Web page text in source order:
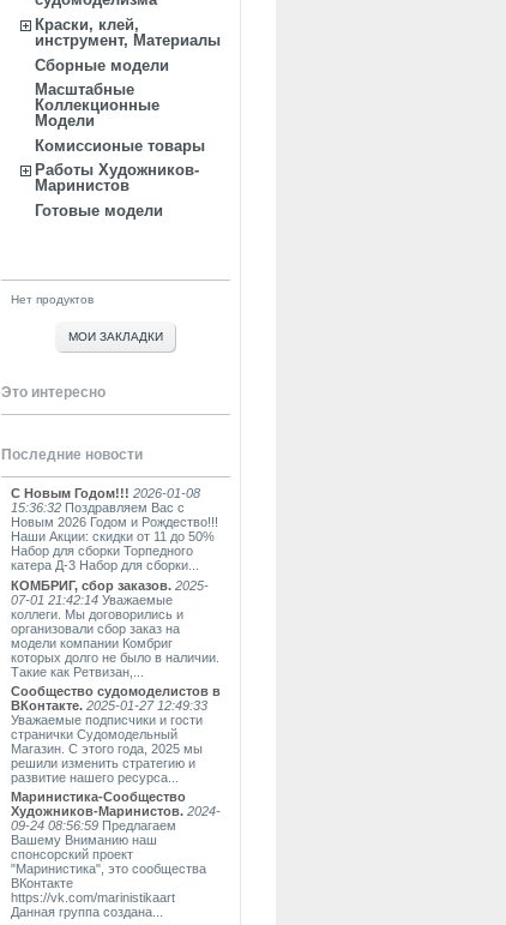
Краски, клей,
инструмент, Материалы
Сборные модели
Масштабные
Коллекционные
Модели
Комиссионые товары
Работы Художников-
Маринистов
Готовые модели
Нет продуктов
МОИ ЗАКЛАДКИ
Это интересно
Последние новости
С Новым Годом!!! 2026-01-08
15:36:32Поздравляем Вас с
Новым 2026 Годом и Рождество!!!
Наши Акции: скидки от 11 до 50%
Набор для сборки Торпедного
катера Д-3 Набор для сборки...
КОМБРИГ, сбор заказов. 2025-
07-01 21:42:14Уважаемые
коллеги. Мы договорились и
организовали сбор заказ на
модели компании Комбриг
которых долго не было в наличии.
Такие как Ретвизан,...
Сообщество судомоделистов в
ВКонтакте. 2025-01-27 12:49:33
Уважаемые подписчики и гости
странички Судомодельный
Магазин. С этого года, 2025 мы
решили изменить стратегию и
развитие нашего ресурса...
Маринистика-Сообщество
Художников-Маринистов. 2024-
09-24 08:56:59Предлагаем
Вашему Вниманию наш
спонсорский проект
"Маринистика", это сообщества
ВКонтакте
https://vk.com/marinistikaart
Данная группа создана...